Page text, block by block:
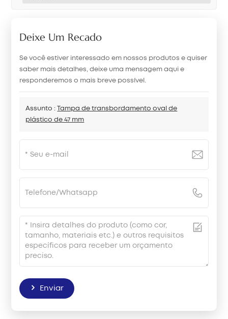
Deixe Um Recado
Se você estiver interessado em nossos produtos e quiser
saber mais detalhes, deixe uma mensagem aqui e
responderemos o mais breve possível.
Assunto :
Tampa de transbordamento oval de
plástico de 47 mm
Enviar